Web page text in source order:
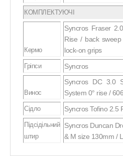
КОМПЛЕКТУЮЧІ
Кермо
Syncros Fraser
Rise / back
lock-on grips
Гріпси Syncros
Винос
Syncros DC 3.0
System 0° rise /
Сідло Syncros Tofino 2.5
Підсідільний
штир
Syncros Duncan
& M size 130mm /